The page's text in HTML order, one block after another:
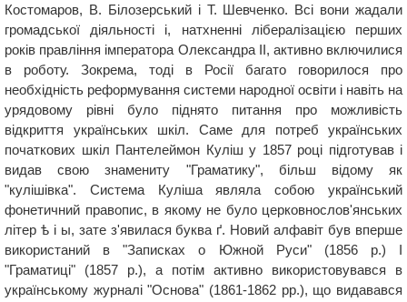
Костомаров, В. Білозерський і Т. Шевченко. Всі вони жадали
громадської діяльності і, натхненні лібералізацією перших
років правління імператора Олександра ІІ, активно включилися
в роботу. Зокрема, тоді в Росії багато говорилося про
необхідність реформування системи народної освіти і навіть на
урядовому рівні було піднято питання про можливість
відкриття українських шкіл. Саме для потреб українських
початкових шкіл Пантелеймон Куліш у 1857 році підготував і
видав свою знамениту "Граматику", більш відому як
"кулішівка". Система Куліша являла собою український
фонетичний правопис, в якому не було церковнослов'янських
літер ѣ і ы, зате з'явилася буква ґ. Новий алфавіт був вперше
використаний в "Записках о Южной Руси" (1856 р.) І
"Граматиці" (1857 р.), а потім активно використовувався в
українському журналі "Основа" (1861-1862 рр.), що видавався